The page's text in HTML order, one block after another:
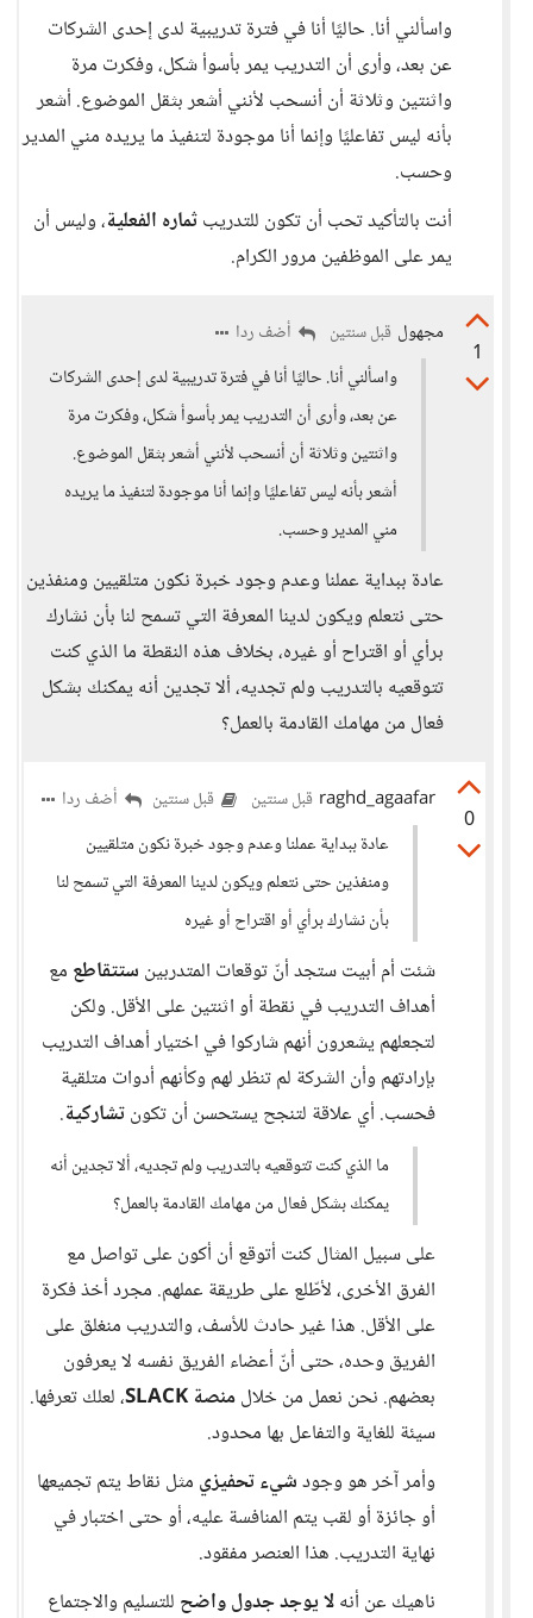
واسألني أنا. حاليًا أنا في فترة تدريبية لدى إحدى الشركات
عن بعد، وأرى أن التدريب يمر بأسوأ شكل، وفكرت مرة
واثنتين وثلاثة أن أنسحب لأنني أشعر بثقل الموضوع. أشعر
بأنه ليس تفاعليًا وإنما أنا موجودة لتنفيذ ما يريده مني المدير
وحسب.
أنت بالتأكيد تحب أن تكون للتدريبثماره الفعلية، وليس أن
يمر على الموظفين مرور الكرام.
1
مجهول قبل سنتين
أضف ردا
واسألني أنا. حاليًا أنا في فترة تدريبية لدى إحدى الشركات
عن بعد، وأرى أن التدريب يمر بأسوأ شكل، وفكرت مرة
واثنتين وثلاثة أن أنسحب لأنني أشعر بثقل الموضوع.
أشعر بأنه ليس تفاعليًا وإنما أنا موجودة لتنفيذ ما يريده
مني المدير وحسب.
عادة ببداية عملنا وعدم وجود خبرة نكون متلقيين ومنفذين
حتى نتعلم ويكون لدينا المعرفة التي تسمح لنا بأن نشارك
برأي أو اقتراح أو غيره، بخلاف هذه النقطة ما الذي كنت
تتوقعيه بالتدريب ولم تجديه، ألا تجدين أنه يمكنك بشكل
فعال من مهامك القادمة بالعمل؟
0
raghd_agaafar قبل سنتين قبل سنتين
أضف ردا
عادة ببداية عملنا وعدم وجود خبرة نكون متلقيين
ومنفذين حتى نتعلم ويكون لدينا المعرفة التي تسمح لنا
بأن نشارك برأي أو اقتراح أو غيره
شئت أم أبيت ستجد أنّ توقعات المتدربين ستتقاطع مع
أهداف التدريب في نقطة أو اثنتين على الأقل. ولكن
لتجعلهم يشعرون أنهم شاركوا في اختيار أهداف التدريب
بإرادتهم وأن الشركة لم تنظر لهم وكأنهم أدوات متلقية
فحسب. أي علاقة لتنجح يستحسن أن تكونتشاركية.
ما الذي كنت تتوقعيه بالتدريب ولم تجديه، ألا تجدين أنه
يمكنك بشكل فعال من مهامك القادمة بالعمل؟
على سبيل المثال كنت أتوقع أن أكون على تواصل مع
الفرق الأخرى، لأطّلع على طريقة عملهم. مجرد أخذ فكرة
على الأقل. هذا غير حادث للأسف، والتدريب منغلق على
الفريق وحده، حتى أنّ أعضاء الفريق نفسه لا يعرفون
بعضهم. نحن نعمل من خلالمنصة SLACK
، لعلك تعرفها.
سيئة للغاية والتفاعل بها محدود.
وأمر آخر هو وجودشيء تحفيزي مثل نقاط يتم تجميعها
أو جائزة أو لقب يتم المنافسة عليه، أو حتى اختبار في
نهاية التدريب. هذا العنصر مفقود.
ناهيك عن أنهلا يوجد جدول واضح للتسليم والاجتماع